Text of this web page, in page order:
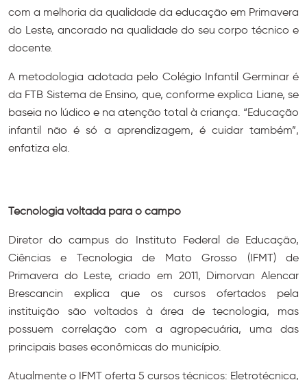
com a melhoria da qualidade da educação em Primavera
do Leste, ancorado na qualidade do seu corpo técnico e
docente.
A metodologia adotada pelo Colégio Infantil Germinar é
da FTB Sistema de Ensino, que, conforme explica Liane, se
baseia no lúdico e na atenção total à criança. “Educação
infantil não é só a aprendizagem, é cuidar também”,
enfatiza ela.
Tecnologia voltada para o campo
Diretor do campus do Instituto Federal de Educação,
Ciências e Tecnologia de Mato Grosso (IFMT) de
Primavera do Leste, criado em 2011, Dimorvan Alencar
Brescancin explica que os cursos ofertados pela
instituição são voltados à área de tecnologia, mas
possuem correlação com a agropecuária, uma das
principais bases econômicas do município.
Atualmente o IFMT oferta 5 cursos técnicos: Eletrotécnica,